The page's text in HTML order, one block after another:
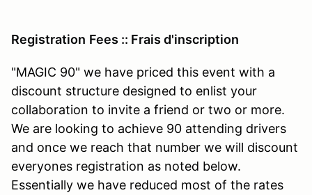
Registration Fees :: Frais d'inscription
"MAGIC 90" we have priced this event with a
discount structure designed to enlist your
collaboration to invite a friend or two or more.
We are looking to achieve 90 attending drivers
and once we reach that number we will discount
everyones registration as noted below.
Essentially we have reduced most of the rates